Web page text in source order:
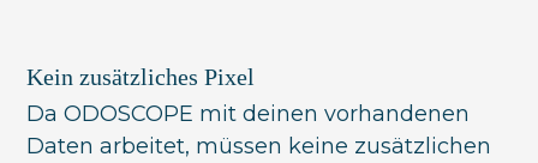
Kein zusätzliches Pixel
Da ODOSCOPE mit deinen vorhandenen
Daten arbeitet, müssen keine zusätzlichen